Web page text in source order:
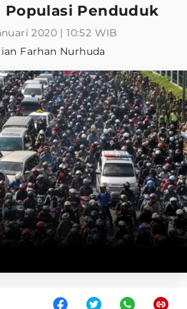
Populasi Penduduk
2020 | 10:52 WIB
Farhan Nurhuda